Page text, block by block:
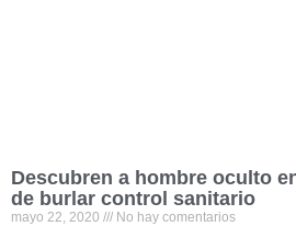
Descubren a hombre oculto
de burlar control sanitario
mayo 22, 2020 No hay comentarios